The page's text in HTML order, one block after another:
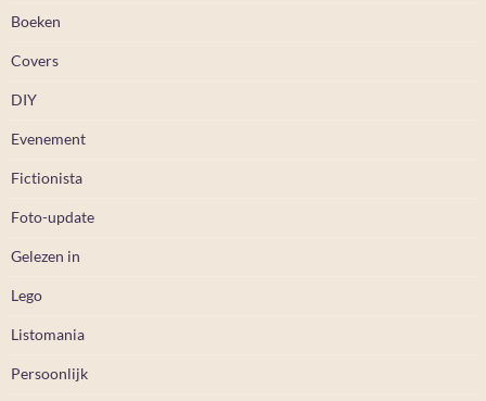
Boeken
Covers
DIY
Evenement
Fictionista
Foto-update
Gelezen in
Lego
Listomania
Persoonlijk